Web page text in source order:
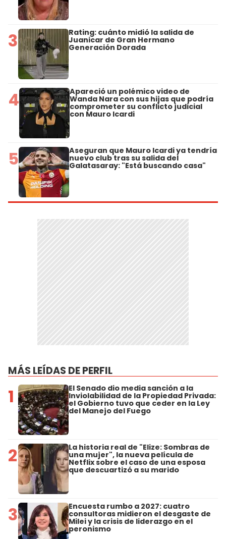
3 Rating: cuánto midió la salida de
Juanicar de Gran Hermano
Generación Dorada
4 Apareció un polémico video de
Wanda Nara con sus hijas que podría
comprometer su conflicto judicial
con Mauro Icardi
5 Aseguran que Mauro Icardi ya tendría
nuevo club tras su salida del
Galatasaray: "Está buscando casa"
MÁS LEÍDAS DE PERFIL
1 El Senado dio media sanción a la
Inviolabilidad de la Propiedad Privada:
el Gobierno tuvo que ceder en la Ley
del Manejo del Fuego
2 La historia real de "Elize: Sombras de
una mujer", la nueva película de
Netflix sobre el caso de una esposa
que descuartizó a su marido
3 Encuesta rumbo a 2027: cuatro
consultoras midieron el desgaste de
Milei y la crisis de liderazgo en el
peronismo